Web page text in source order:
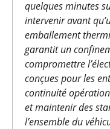
quelques minutes
intervenir avant
emballement
garantit un
compromettre
conçues pour les
continuité
et maintenir des
l’ensemble du